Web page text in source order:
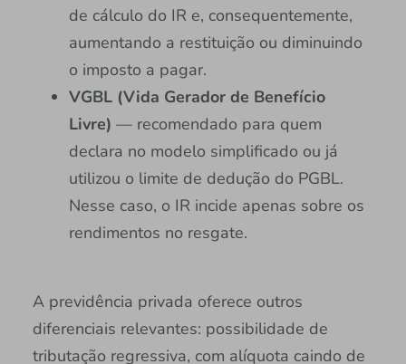
de cálculo do IR e, consequentemente,
aumentando a restituição ou diminuindo
o imposto a pagar.
VGBL (Vida Gerador de Benefício
Livre) — recomendado para quem
declara no modelo simplificado ou já
utilizou o limite de dedução do PGBL.
Nesse caso, o IR incide apenas sobre os
rendimentos no resgate.
A previdência privada oferece outros
diferenciais relevantes: possibilidade de
tributação regressiva, com alíquota caindo de